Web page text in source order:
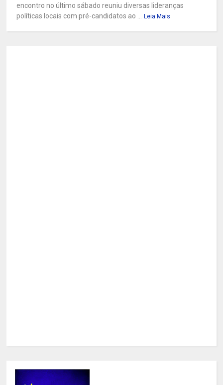
encontro no último sábado reuniu diversas lideranças
políticas locais com pré-candidatos ao ... Leia Mais